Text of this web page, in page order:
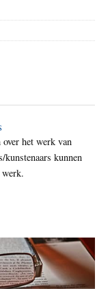
het werk van
kunstenaars kunnen
werk.